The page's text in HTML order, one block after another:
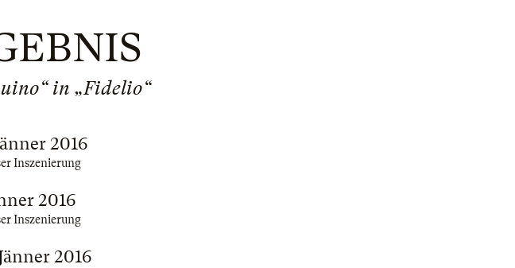
in „Fidelio“
2016
Inszenierung
2016
Inszenierung
2016